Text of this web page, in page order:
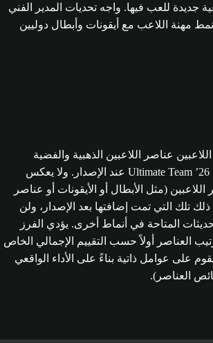
جديدة للعب فيها. واجه تحديات المدير الفني
نمط مهنة اللاعب مع أيقونات وأبطال دوليين
عناصر اللاعبين الذهبية والفضية
والبرونزية المتاحة في Ultimate Team ’26 عند الإصدار. ولا يعكس
(مثل الأبطال أو الأيقونات أو عناصر
تلك التي تمت إضافتها بعد الإصدار، ولن
المتاحة في أنماط أخرى. يؤدي الفرز
العناصر أولاً حسب التقييم الإجمالي الخاص
على عوامل ذاتية بناءً على الأداء الواقعي
العناصر).